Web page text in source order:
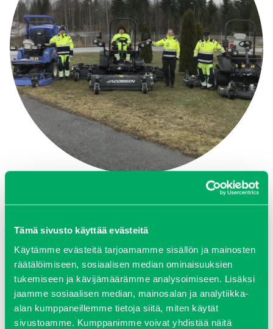
Tämä sivusto käyttää evästeitä
Käytämme evästeitä tarjoamamme sisällön ja mainosten
räätälöimiseen, sosiaalisen median ominaisuuksien
tukemiseen ja kävijämäärämme analysoimiseen. Lisäksi
jaamme sosiaalisen median, mainosalan ja analytiikka-
alan kumppaneillemme tietoja siitä, miten käytät
sivustoamme. Kumppanimme voivat yhdistää näitä
KONEIDEN LUOVUTUS YIT:LLE